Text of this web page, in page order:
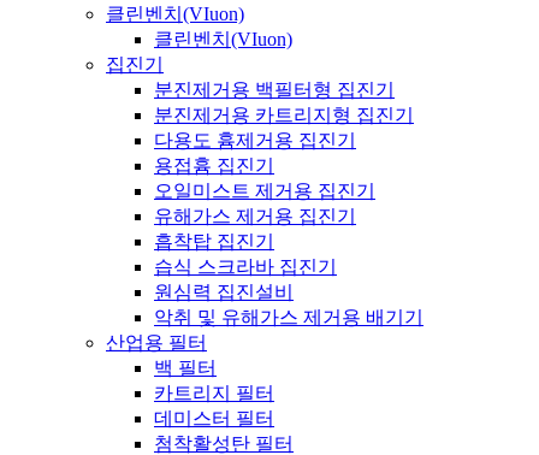
클린벤치(VIuon)
클린벤치(VIuon)
집진기
분진제거용 백필터형 집진기
분진제거용 카트리지형 집진기
다용도 흄제거용 집진기
용접흄 집진기
오일미스트 제거용 집진기
유해가스 제거용 집진기
흡착탑 집진기
습식 스크라바 집진기
원심력 집진설비
악취 및 유해가스 제거용 배기기
산업용 필터
백 필터
카트리지 필터
데미스터 필터
첨착활성탄 필터